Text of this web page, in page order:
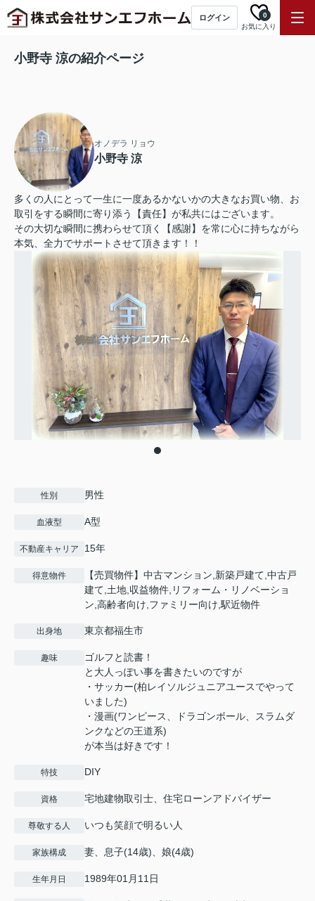
ログイン
お気に入り
0
小野寺 涼の紹介ページ
オノデラ リョウ
小野寺 涼
多くの人にとって一生に一度あるかないかの大きなお買い物、お
取引をする瞬間に寄り添う【責任】が私共にはございます。
その大切な瞬間に携わらせて頂く【感謝】を常に心に持ちながら
本気、全力でサポートさせて頂きます！！
性別 男性
血液型 A型
不動産キャリア 15年
得意物件
【売買物件】中古マンション,新築戸建て,中古戸
建て,土地,収益物件,リフォーム・リノベーショ
ン,高齢者向け,ファミリー向け,駅近物件
出身地 東京都福生市
趣味
ゴルフと読書！
と大人っぽい事を書きたいのですが
・サッカー(柏レイソルジュニアユースでやって
いました)
・漫画(ワンピース、ドラゴンボール、スラムダ
ンクなどの王道系)
が本当は好きです！
特技 DIY
資格 宅地建物取引士、住宅ローンアドバイザー
尊敬する人 いつも笑顔で明るい人
家族構成 妻、息子(14歳)、娘(4歳)
生年月日 1989年01月11日